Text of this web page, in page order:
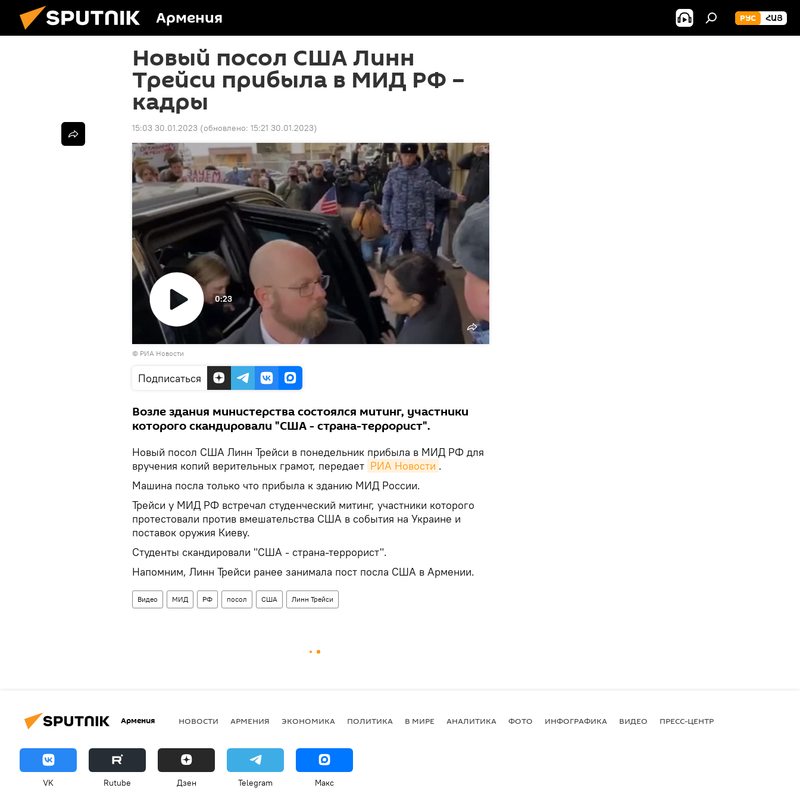
Армения РУС ՀԱՅ
Новый посол США Линн
Трейси прибыла в МИД РФ –
кадры
15:03 30.01.2023 (обновлено: 15:21 30.01.2023)
Воспроизвести
видео
0:23
© РИА Новости
Подписаться
Возле здания министерства состоялся митинг, участники
которого скандировали "США - страна-террорист".
Новый посол США Линн Трейси в понедельник прибыла в МИД РФ для
вручения копий верительных грамот, передает РИА Новости .
Машина посла только что прибыла к зданию МИД России.
Трейси у МИД РФ встречал студенческий митинг, участники которого
протестовали против вмешательства США в события на Украине и
поставок оружия Киеву.
Студенты скандировали "США - страна-террорист".
Напомним, Линн Трейси ранее занимала пост посла США в Армении.
Видео МИД РФ посол США Линн Трейси
Армения НОВОСТИ АРМЕНИЯ ЭКОНОМИКА ПОЛИТИКА В МИРЕ АНАЛИТИКА ФОТО ИНФОГРАФИКА ВИДЕО ПРЕСС-ЦЕНТР
VK Rutube Дзен Telegram Макс